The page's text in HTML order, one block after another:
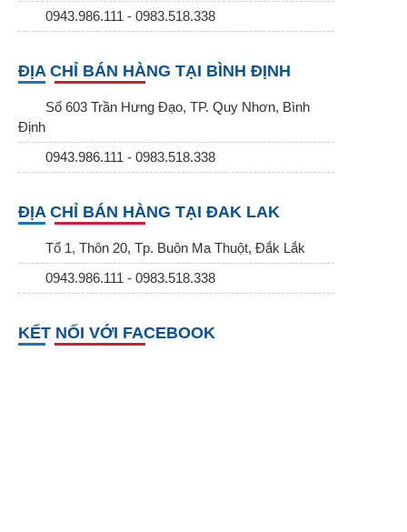
0943.986.111 - 0983.518.338
ĐỊA CHỈ BÁN HÀNG TẠI BÌNH ĐỊNH
Số 603 Trần Hưng Đạo, TP. Quy Nhơn, Bình
Định
0943.986.111 - 0983.518.338
ĐỊA CHỈ BÁN HÀNG TẠI ĐAK LAK
Tổ 1, Thôn 20, Tp. Buôn Ma Thuột, Đắk Lắk
0943.986.111 - 0983.518.338
KẾT NỐI VỚI FACEBOOK